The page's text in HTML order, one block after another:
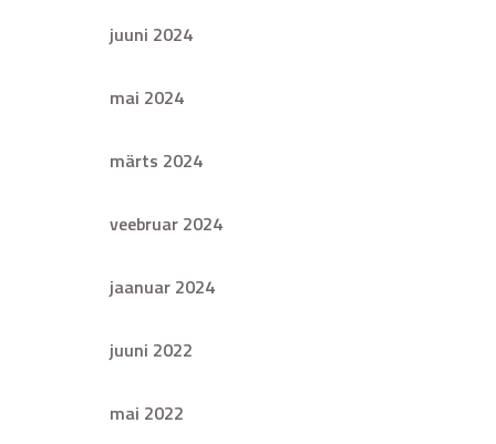
juuni 2024
mai 2024
märts 2024
veebruar 2024
jaanuar 2024
juuni 2022
mai 2022